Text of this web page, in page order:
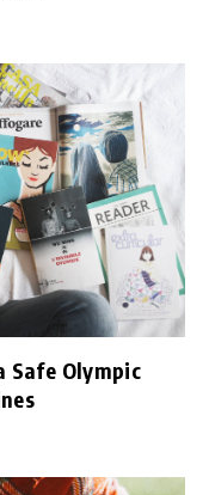
Safe Olympic